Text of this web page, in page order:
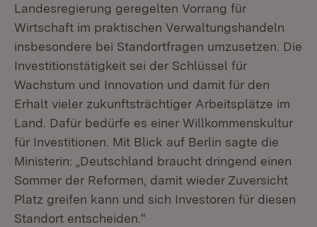
Landesregierung geregelten Vorrang für
Wirtschaft im praktischen Verwaltungshandeln
insbesondere bei Standortfragen umzusetzen. Die
Investitionstätigkeit sei der Schlüssel für
Wachstum und Innovation und damit für den
Erhalt vieler zukunftsträchtiger Arbeitsplätze im
Land. Dafür bedürfe es einer Willkommenskultur
für Investitionen. Mit Blick auf Berlin sagte die
Ministerin: „Deutschland braucht dringend einen
Sommer der Reformen, damit wieder Zuversicht
Platz greifen kann und sich Investoren für diesen
Standort entscheiden.“